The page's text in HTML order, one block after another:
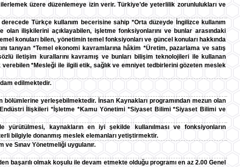
üzere düzenlemeye izin verir. Türkiye’de yeterlilik zorunlulukları ve
Türkçe kullanım becerisine sahip *Orta düzeyde İngilizce kullanım
olan ilişkilerini açıklayabilen, işletme fonksiyonlarını ve bunlar arasındaki
konuları bilen, yönetimin temel fonksiyonları ve güncel konuları hakkında
tanıyan *Temel ekonomi kavramlarına hâkim *Üretim, pazarlama ve satış
iletişim kurallarını kavramış ve bunları bilişim teknolojileri ile kullanan
*Mesleği ile ilgili etik, sağlık ve emniyet tedbirlerini gözeten meslek
edilmektedir.
yerleşebilmektedir. İnsan Kaynakları programından mezun olan
İlişkileri *İşletme *Kamu Yönetimi *Siyaset Bilimi *Siyaset Bilimi ve
kaynakların en iyi şekilde kullanılması ve fonksiyonların
bilgiyle donanmış meslek elemanları yetiştirmektir.
Sınav Yönetmeliği uygulanır.
olmak koşulu ile devam etmekte olduğu programı en az 2.00 Genel